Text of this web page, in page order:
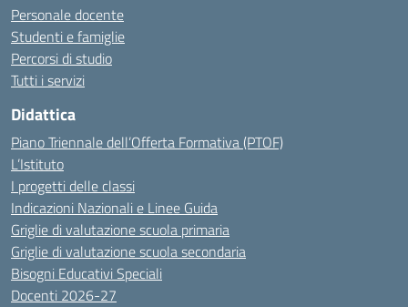
Personale docente
Studenti e famiglie
Percorsi di studio
Tutti i servizi
Didattica
Piano Triennale dell’Offerta Formativa (PTOF)
L’Istituto
I progetti delle classi
Indicazioni Nazionali e Linee Guida
Griglie di valutazione scuola primaria
Griglie di valutazione scuola secondaria
Bisogni Educativi Speciali
Docenti 2026-27